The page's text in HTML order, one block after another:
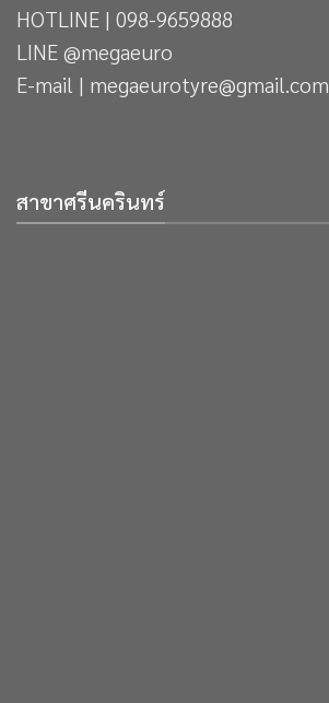
HOTLINE | 098-9659888
LINE @megaeuro
E-mail | megaeurotyre@gmail.com
สาขาศรีนครินทร์